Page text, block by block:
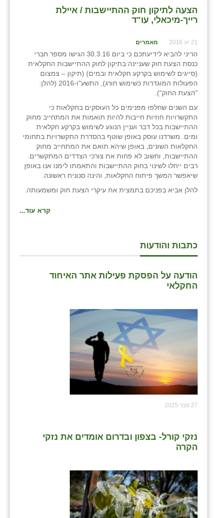
הצעה לתיקון חוק ההתיישבות / איילת
רייך-מיכאלי, עו"ד
21 יונ 2016 מאמרים
הריני להביא לידיעתכם כי ביום 30.3.16 הגישו מספר חברי
כנסת הצעת חוק שעניינה בתיקון לחוק ההתיישבות החקלאית
(סייגים לשימוש בקרקע חקלאית ובמים) (תיקון – צמצום
הפעולות המוגדרות כשימוש חורג), התשע"ו-2016 (להלן:
"הצעת החוק").
עם השנים שחלפו מפנימים כל העוסקים בחקלאות כי
התקשרויות חוזיות חייבות להיות תואמות את המתחייב מחוק
ההתיישבות בכל דבר ועניין הנוגע לשימוש בקרקע חקלאית
ומים. משרדנו עוסק באופן שוטף בהסדרת התקשרויות בתחומי
החקלאות השונים, באופן שיהא תואם את המתחייב מחוק
ההתיישבות, וחשוב לא פחות את צורכי הצדדים המתקשרים.
רבים ייחלו לשינוי בחוק ההתיישבות והתאמתו לימנו אנו באופן
שיאפשר המשך פיתוח החקלאות, והינה סנונית ראשונה.
להלן אביא בפניכם בתמצית את עיקרי הצעת חוק ומשמעותה.
קרא עוד...
כתבות והודעות
הודעה על הפסקת פעילות אתר האיחוד
החקלאי
27 פבר 2025
נזקי קורל- בצפון ובדרום אומדים את נזקי
הקרה